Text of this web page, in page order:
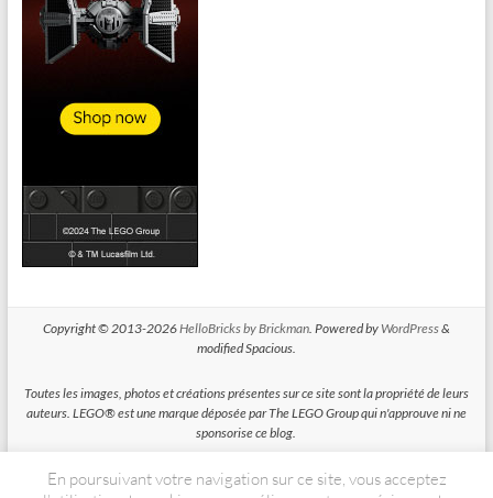
Copyright © 2013-2026HelloBricks by Brickman. Powered by WordPress&
modified Spacious.
Toutes les images, photos et créations présentes sur ce site sont la propriété de leurs
auteurs. LEGO® est une marque déposée par The LEGO Group qui n'approuve ni ne
sponsorise ce blog.
HelloBricks participe au Programme Partenaires d'Amazon EU, un programme
En poursuivant votre navigation sur ce site, vous acceptez